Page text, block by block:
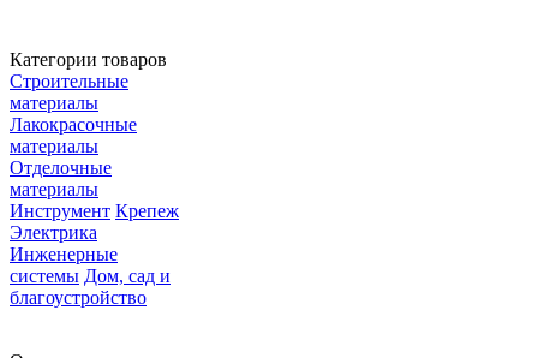
Категории товаров
Строительные
материалы
Лакокрасочные
материалы
Отделочные
материалы
Инструмент Крепеж
Электрика
Инженерные
системы Дом, сад и
благоустройство